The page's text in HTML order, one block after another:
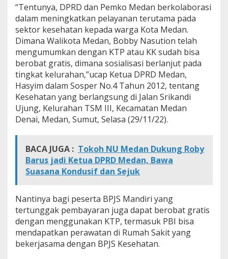
i
s
l
a
t
i
f
B
u
a
t
W
r
M
e
d
“Tentunya, DPRD dan Pemko Medan berkolaborasi
dalam meningkatkan pelayanan terutama pada
sektor kesehatan kepada warga Kota Medan.
Dimana Walikota Medan, Bobby Nasution telah
mengumumkan dengan KTP atau KK sudah bisa
berobat gratis, dimana sosialisasi berlanjut pada
tingkat kelurahan,”ucap Ketua DPRD Medan,
Hasyim dalam Sosper No.4 Tahun 2012, tentang
Kesehatan yang berlangsung di Jalan Srikandi
Ujung, Kelurahan TSM III, Kecamatan Medan
Denai, Medan, Sumut, Selasa (29/11/22).
BACA JUGA : Tokoh NU Medan Dukung Roby
Barus jadi Ketua DPRD Medan, Bawa
Suasana Kondusif dan Sejuk
Nantinya bagi peserta BPJS Mandiri yang
tertunggak pembayaran juga dapat berobat gratis
dengan menggunakan KTP, termasuk PBI bisa
mendapatkan perawatan di Rumah Sakit yang
bekerjasama dengan BPJS Kesehatan.